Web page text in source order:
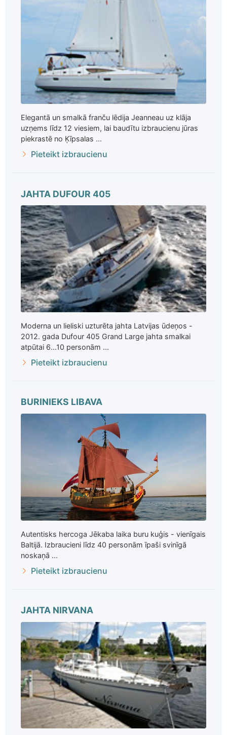
Elegantā un smalkā franču lēdija Jeanneau uz klāja
uzņems līdz 12 viesiem, lai baudītu izbraucienu jūras
piekrastē no Ķīpsalas ...
Pieteikt izbraucienu
JAHTA DUFOUR 405
Moderna un lieliski uzturēta jahta Latvijas ūdeņos -
2012. gada Dufour 405 Grand Large jahta smalkai
atpūtai 6...10 personām ...
Pieteikt izbraucienu
BURINIEKS LIBAVA
Autentisks hercoga Jēkaba laika buru kuģis - vienīgais
Baltijā. Izbraucieni līdz 40 personām īpaši svinīgā
noskaņā ...
Pieteikt izbraucienu
JAHTA NIRVANA